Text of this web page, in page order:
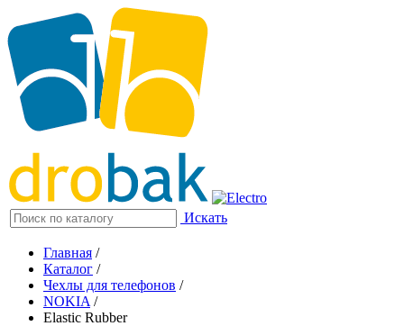
Искать
Главная /
Каталог /
Чехлы для телефонов /
NOKIA /
Elastic Rubber